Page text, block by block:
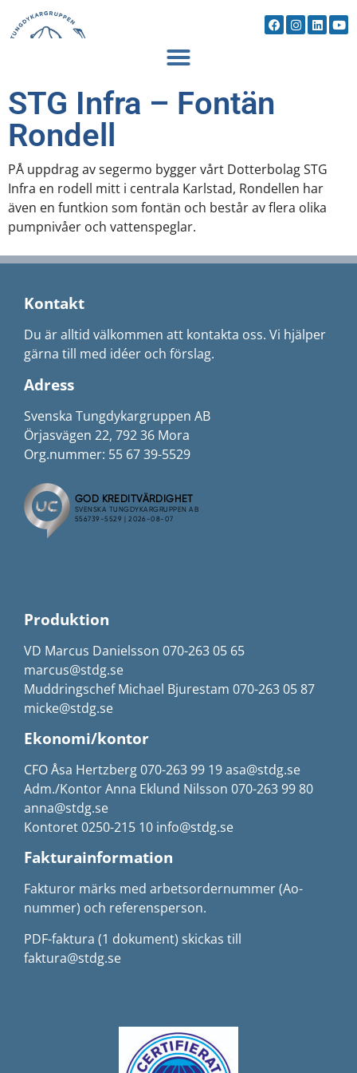
STG Infra – Fontän
Rondell
PÅ uppdrag av segermo bygger vårt Dotterbolag STG
Infra en rodell mitt i centrala Karlstad, Rondellen har
även en funtkion som fontän och består av flera olika
pumpnivåer och vattenspeglar.
Kontakt
Du är alltid välkommen att kontakta oss. Vi hjälper
gärna till med idéer och förslag.
Adress
Svenska Tungdykargruppen AB
Örjasvägen 22, 792 36 Mora
Org.nummer: 55 67 39-5529
Produktion
VD Marcus Danielsson 070-263 05 65
marcus@stdg.se
Muddringschef Michael Bjurestam 070-263 05 87
micke@stdg.se
Ekonomi/kontor
CFO Åsa Hertzberg 070-263 99 19 asa@stdg.se
Adm./Kontor Anna Eklund Nilsson 070-263 99 80
anna@stdg.se
Kontoret 0250-215 10 info@stdg.se
Fakturainformation
Fakturor märks med arbetsordernummer (Ao-
nummer) och referensperson.
PDF-faktura (1 dokument) skickas till
faktura@stdg.se